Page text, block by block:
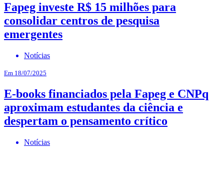
Fapeg investe R$ 15 milhões para
consolidar centros de pesquisa
emergentes
Notícias
Em 18/07/2025
E-books financiados pela Fapeg e CNPq
aproximam estudantes da ciência e
despertam o pensamento crítico
Notícias